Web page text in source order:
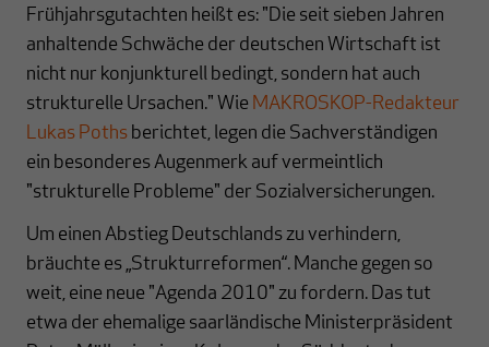
Frühjahrsgutachten heißt es: "Die seit sieben Jahren
anhaltende Schwäche der deutschen Wirtschaft ist
nicht nur konjunkturell bedingt, sondern hat auch
strukturelle Ursachen." Wie MAKROSKOP-Redakteur
Lukas Poths berichtet, legen die Sachverständigen
ein besonderes Augenmerk auf vermeintlich
"strukturelle Probleme" der Sozialversicherungen.
Um einen Abstieg Deutschlands zu verhindern,
bräuchte es „Strukturreformen“. Manche gegen so
weit, eine neue "Agenda 2010" zu fordern. Das tut
etwa der ehemalige saarländische Ministerpräsident